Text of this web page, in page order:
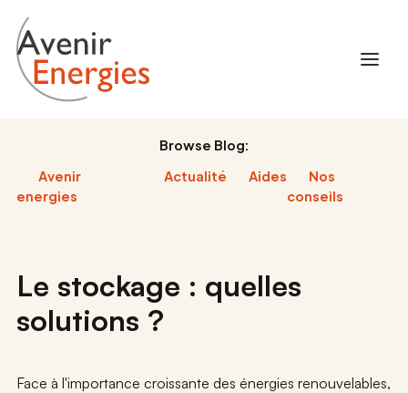
Browse Blog:
Avenir
energies
Actualité Aides
Nos
conseils
Le stockage : quelles
solutions ?
Face à l'importance croissante des énergies renouvelables,